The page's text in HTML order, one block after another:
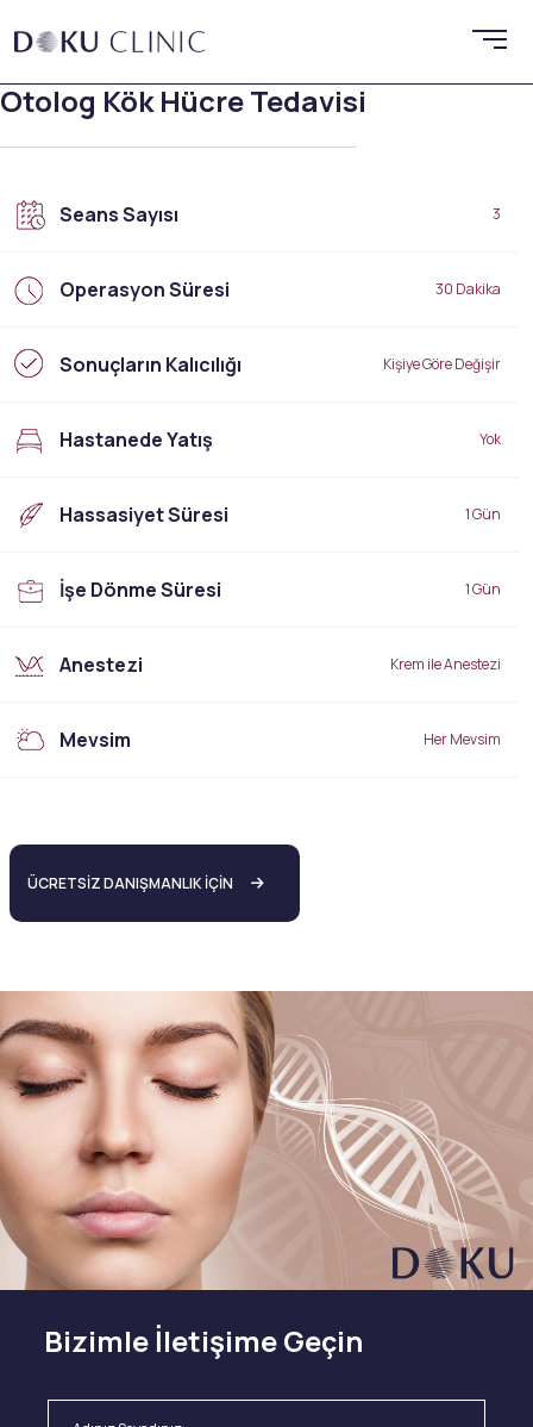
Otolog Kök Hücre Tedavisi
Seans Sayısı 3
Operasyon Süresi 30 Dakika
Sonuçların Kalıcılığı Kişiye Göre Değişir
Hastanede Yatış Yok
Hassasiyet Süresi 1 Gün
İşe Dönme Süresi 1 Gün
Anestezi Krem ile Anestezi
Mevsim Her Mevsim
ÜCRETSİZ DANIŞMANLIK İÇİN
Bizimle İletişime Geçin